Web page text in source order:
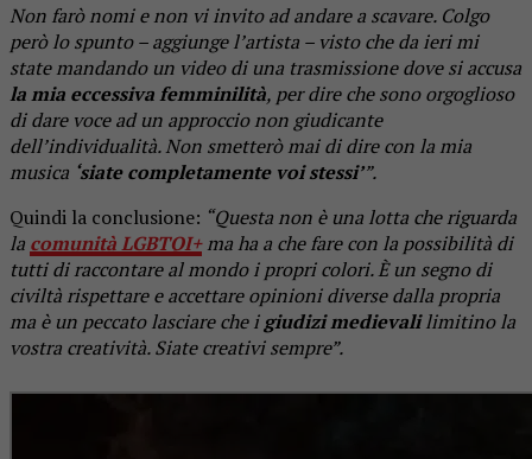
Non farò nomi e non vi invito ad andare a scavare. Colgo
però lo spunto – aggiunge l’artista – visto che da ieri mi
state mandando un video di una trasmissione dove si accusa
la mia eccessiva femminilità, per dire che sono orgoglioso
di dare voce ad un approccio non giudicante
dell’individualità. Non smetterò mai di dire con la mia
musica ‘siate completamente voi stessi’”.
Quindi la conclusione: “Questa non è una lotta che riguarda
la comunità LGBTQI+ma ha a che fare con la possibilità di
tutti di raccontare al mondo i propri colori. È un segno di
civiltà rispettare e accettare opinioni diverse dalla propria
ma è un peccato lasciare che igiudizi medievalilimitino la
vostra creatività. Siate creativi sempre”.